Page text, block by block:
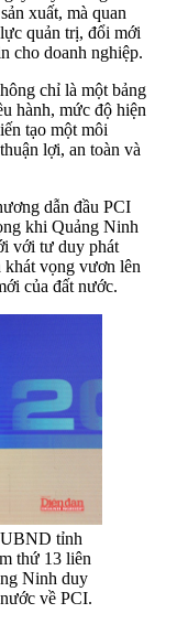
xuất, mà quan
quản trị, đổi mới
cho doanh nghiệp.
chỉ là một bảng
hành, mức độ hiện
tạo một môi
lợi, an toàn và
dẫn đầu PCI
khi Quảng Ninh
với tư duy phát
vọng vươn lên
của đất nước.
tỉnh
thứ 13 liên
Ninh duy
về PCI.